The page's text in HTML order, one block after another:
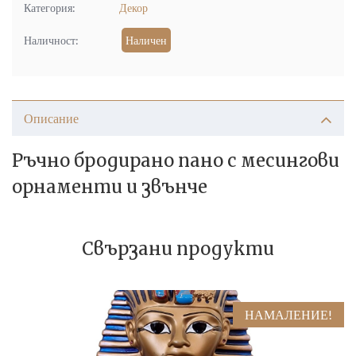
Категория: Декор
Наличност: Наличен
Описание
Ръчно бродирано пано с месингови
орнаменти и звънче
Свързани продукти
НАМАЛЕНИЕ!